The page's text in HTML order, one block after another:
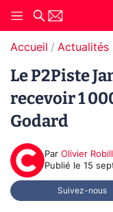
Accueil Actualités
Le P2Piste
recevoir 1
Godard
Par Olivier
Publié le 15
Suivez-nous